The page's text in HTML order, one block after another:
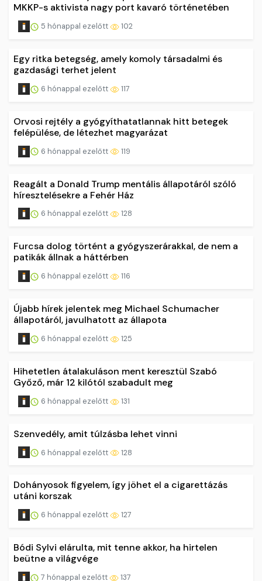
MKKP-s aktivista nagy port kavaró történetében
5 hónappal ezelőtt 102
Egy ritka betegség, amely komoly társadalmi és
gazdasági terhet jelent
6 hónappal ezelőtt 117
Orvosi rejtély a gyógyíthatatlannak hitt betegek
felépülése, de létezhet magyarázat
6 hónappal ezelőtt 119
Reagált a Donald Trump mentális állapotáról szóló
híresztelésekre a Fehér Ház
6 hónappal ezelőtt 128
Furcsa dolog történt a gyógyszerárakkal, de nem a
patikák állnak a háttérben
6 hónappal ezelőtt 116
Újabb hírek jelentek meg Michael Schumacher
állapotáról, javulhatott az állapota
6 hónappal ezelőtt 125
Hihetetlen átalakuláson ment keresztül Szabó
Győző, már 12 kilótól szabadult meg
6 hónappal ezelőtt 131
Szenvedély, amit túlzásba lehet vinni
6 hónappal ezelőtt 128
Dohányosok figyelem, így jöhet el a cigarettázás
utáni korszak
6 hónappal ezelőtt 127
Bódi Sylvi elárulta, mit tenne akkor, ha hirtelen
beütne a világvége
7 hónappal ezelőtt 137